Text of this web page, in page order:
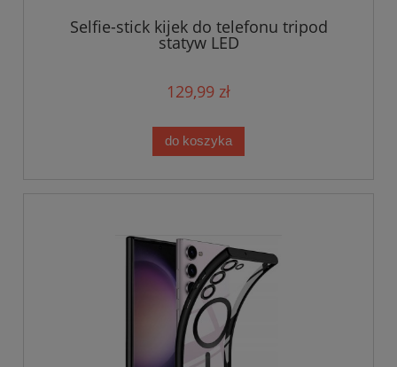
Selfie-stick kijek do telefonu tripod
statyw LED
129,99 zł
do koszyka